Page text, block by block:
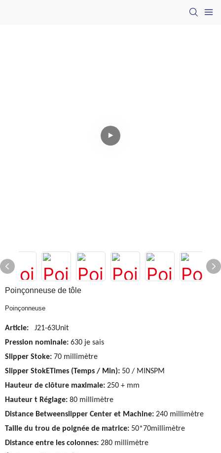
Poinçonneuse de tôle
Poinçonneuse
Article:
J21-63Unit
Pression nominale: 630 je sais
Slipper Stoke: 70 millimètre
Slipper StokETimes (Temps / Min): 50 / MINSPM
Hauteur de clôture maximale: 250 + mm
Hauteur t Réglage: 80 millimètre
Distance Betweenslipper Center et Machine: 240 millimètre
Taille du trou de poignée de matrice: 50*70millimètre
Distance entre les colonnes: 280 millimètre